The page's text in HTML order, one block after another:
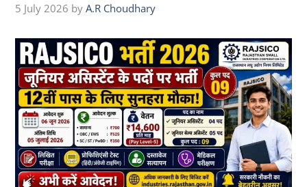
5 July 2026 by A.R Choudhary